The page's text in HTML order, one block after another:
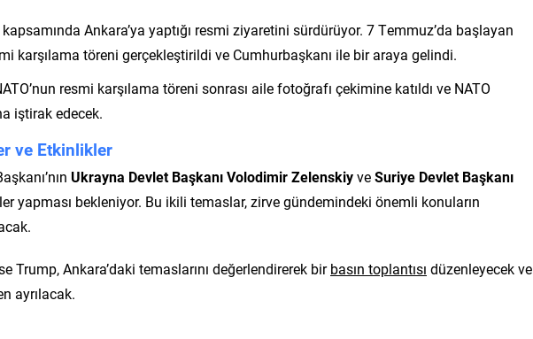
Ankara’ya yaptığı resmi ziyaretini sürdürüyor. 7 Temmuz’da başlayan
karşılama töreni gerçekleştirildi ve Cumhurbaşkanı ile bir araya gelindi.
resmi karşılama töreni sonrası aile fotoğrafı çekimine katıldı ve NATO
iştirak edecek.
ve Etkinlikler
Ukrayna Devlet Başkanı Volodimir ZelenskiyveSuriye Devlet Başkanı
yapması bekleniyor. Bu ikili temaslar, zirve gündemindeki önemli konuların
Trump, Ankara’daki temaslarını değerlendirerek birbasın toplantısı düzenleyecek ve
ayrılacak.